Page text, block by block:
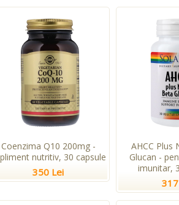
Coenzima Q10 200mg -
nutritiv, 30 capsule
350 Lei
AHCC Plus
Glucan -
imunitar,